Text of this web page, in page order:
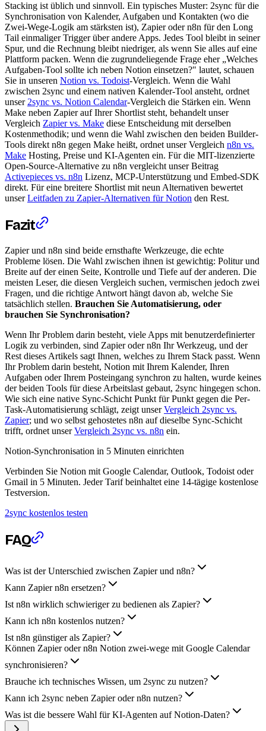
Stacking ist üblich und sinnvoll. Ein typisches Muster: 2sync für die
Synchronisation von Kalender, Aufgaben und Kontakten (wo die
Zwei-Wege-Logik am stärksten ist), Zapier oder n8n für den Long
Tail einmaliger Trigger über andere Apps. Jedes Tool bleibt in seiner
Spur, und die Rechnung bleibt niedriger, als wenn Sie alles auf eine
Plattform packen. Wenn die zugrundeliegende Frage eher „Welches
Aufgaben-Tool sollte ich neben Notion einsetzen?" lautet, schauen
Sie in unseren Notion vs. Todoist-Vergleich. Wenn die Wahl
zwischen 2sync und einem nativen Kalender-Tool ansteht, ordnet
unser2sync vs. Notion Calendar-Vergleich die Stärken ein. Wenn
Make neben Zapier auf Ihrer Shortlist steht, behandelt unser
Vergleich Zapier vs. Make diese Entscheidung mit derselben
Kostenmethodik; und wenn die Wahl zwischen den beiden Builder-
Tools direkt n8n gegen Make heißt, ordnet unser Vergleich n8n vs.
Make Hosting, Preise und KI-Agenten ein. Für die MIT-lizenzierte
Open-Source-Alternative zu n8n vergleicht unser Beitrag
Activepieces vs. n8n Lizenz, MCP-Unterstützung und Embed-SDK
direkt. Für eine breitere Shortlist mit neun Alternativen bewertet
unserLeitfaden zu Zapier-Alternativen für Notion den Rest.
Fazit
Zapier und n8n sind beide ernsthafte Werkzeuge, die echte
Probleme lösen. Die Wahl zwischen ihnen ist gewichtig: Politur und
Breite auf der einen Seite, Kontrolle und Tiefe auf der anderen. Die
meisten Leser, die diesen Vergleich suchen, vermischen jedoch zwei
Fragen, und die richtige Antwort hängt davon ab, welche Sie
tatsächlich stellen. Brauchen Sie Automatisierung, oder
brauchen Sie Synchronisation?
Wenn Ihr Problem darin besteht, viele Apps mit benutzerdefinierter
Logik zu verbinden, sind Zapier oder n8n Ihr Werkzeug, und der
Rest dieses Artikels sagt Ihnen, welches zu Ihrem Stack passt. Wenn
Ihr Problem darin besteht, Notion mit Ihrem Kalender, Ihren
Aufgaben oder Ihrem Posteingang synchron zu halten, wurde keines
der beiden Tools für diese Arbeitslast gebaut, 2sync hingegen schon.
Wie sich eine native Sync-Schicht Punkt für Punkt gegen die Per-
Task-Automatisierung schlägt, zeigt unserVergleich 2sync vs.
Zapier; und wo selbst gehostetes n8n auf dieselbe Sync-Schicht
trifft, ordnet unserVergleich 2sync vs. n8n ein.
Notion-Synchronisation in 5 Minuten einrichten
Verbinden Sie Notion mit Google Calendar, Outlook, Todoist oder
Gmail in 5 Minuten. Jeder Tarif beinhaltet eine 14-tägige kostenlose
Testversion.
2sync kostenlos testen
FAQ
Was ist der Unterschied zwischen Zapier und n8n?
Kann Zapier n8n ersetzen?
Ist n8n wirklich schwieriger zu bedienen als Zapier?
Kann ich n8n kostenlos nutzen?
Ist n8n günstiger als Zapier?
Können Zapier oder n8n Notion zwei-wege mit Google Calendar
synchronisieren?
Brauche ich technisches Wissen, um 2sync zu nutzen?
Kann ich 2sync neben Zapier oder n8n nutzen?
Was ist die bessere Wahl für KI-Agenten auf Notion-Daten?